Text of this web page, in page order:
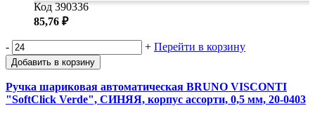
Код 390336
85,76 ₽
- + Перейти в корзину
Добавить в корзину
Ручка шариковая автоматическая BRUNO VISCONTI
"SoftClick Verde", СИНЯЯ, корпус ассорти, 0,5 мм, 20-0403